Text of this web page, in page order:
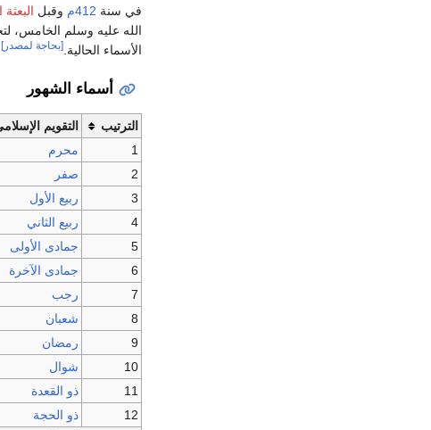
في سنة 412م وقبل البعثة
الله عليه وسلم الخامس،
الأسماء الحالية. [بحاجة لمصدر]
أسماء الشهور
الترتيب التقويم
1
محرم
2
صفر
3
ربيع الأول
4
ربيع الثاني
5
جمادى الأولى
6
جمادى الآخرة
7
رجب
8
شعبان
9
رمضان
10
شوال
11
ذو القعدة
12
ذو الحجة